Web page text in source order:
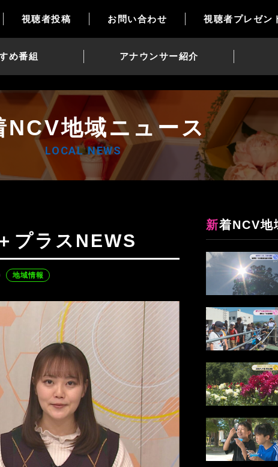
視聴者投稿 お問い合わせ 視聴者プレゼン
め番組 アナウンサー紹介
NCV地域ニュース
LOCAL NEWS
プラスNEWS
地域情報
新着NCV